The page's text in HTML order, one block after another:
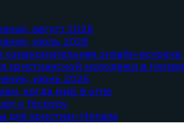
август 2026
июль 2026
ознакомительная онлайн-
христианской молодежи в
июнь 2026
когда мир в огне
к Господу
для христиан Непала